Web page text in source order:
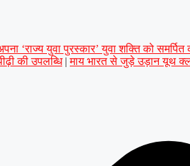
‘राज्य युवा पुरस्कार’ युवा शक्ति को
की उपलब्धि | माय भारत से जुड़े उड़ान यूथ